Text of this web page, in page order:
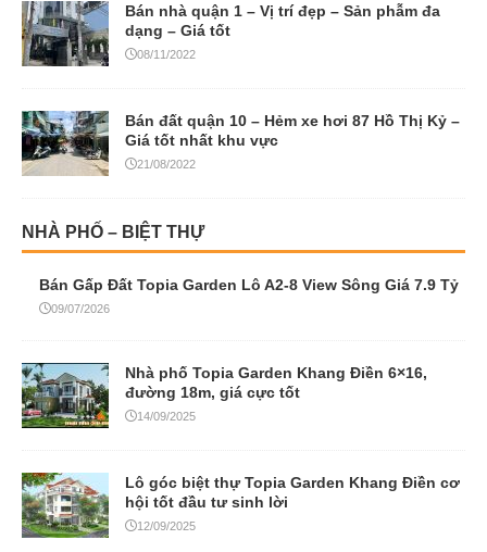
Bán nhà quận 1 – Vị trí đẹp – Sản phẫm đa
dạng – Giá tốt
08/11/2022
Bán đất quận 10 – Hẻm xe hơi 87 Hồ Thị Kỷ –
Giá tốt nhất khu vực
21/08/2022
NHÀ PHỐ – BIỆT THỰ
Bán Gấp Đất Topia Garden Lô A2-8 View Sông Giá 7.9 Tỷ
09/07/2026
Nhà phố Topia Garden Khang Điền 6×16,
đường 18m, giá cực tốt
14/09/2025
Lô góc biệt thự Topia Garden Khang Điền cơ
hội tốt đầu tư sinh lời
12/09/2025